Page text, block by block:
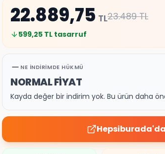
22.889,75 TL23.489TL
599,25 TL tasarruf
NE İNDIRIMDE HÜKMÜ
NORMAL FİYAT
Kayda değer bir indirim yok. Bu ürün daha
Hepsiburada